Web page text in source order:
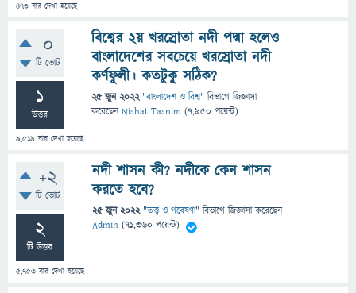
473 বার দেখা হয়েছে
0
টি ভোট
1
উত্তর
9,519 বার দেখা হয়েছে
বিশ্বের ২য় খরস্রোতা নদী পদ্মা হলেও
বাংলাদেশের সবচেয়ে খরস্রোতা নদী
কর্ণফুলী। কতটুকু সঠিক?
25 জুন 2022 "বাংলাদেশ ও বিশ্ব" বিভাগে জিজ্ঞাসা
করেছেনNishat Tasnim (7,950 পয়েন্ট)
+2
টি ভোট
2
টি উত্তর
5,753 বার দেখা হয়েছে
নদী শাসন কী? নদীকে কেন শাসন
করতে হবে?
25 জুন 2022 "তত্ত্ব ও গবেষণা" বিভাগে জিজ্ঞাসাকরেছেন
Admin (71,360 পয়েন্ট)